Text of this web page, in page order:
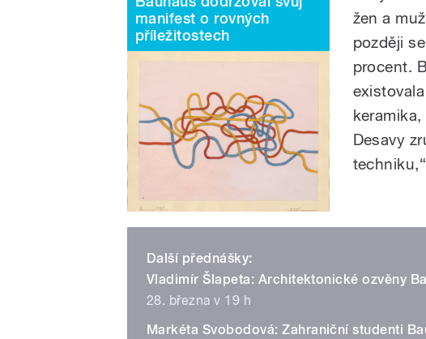
manifest o rovných
příležitostech
žen a
později
procent.
Desavy
Další přednášky:
Vladimír Šlapeta: Architektonické ozvěny
28. března v 19 h
Markéta Svobodová: Zahraniční studenti